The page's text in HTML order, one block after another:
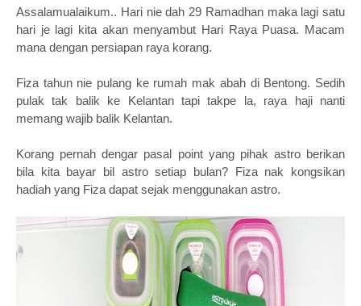
Assalamualaikum.. Hari nie dah 29 Ramadhan maka lagi satu
hari je lagi kita akan menyambut Hari Raya Puasa. Macam
mana dengan persiapan raya korang.
Fiza tahun nie pulang ke rumah mak abah di Bentong. Sedih
pulak tak balik ke Kelantan tapi takpe la, raya haji nanti
memang wajib balik Kelantan.
Korang pernah dengar pasal point yang pihak astro berikan
bila kita bayar bil astro setiap bulan? Fiza nak kongsikan
hadiah yang Fiza dapat sejak menggunakan astro.